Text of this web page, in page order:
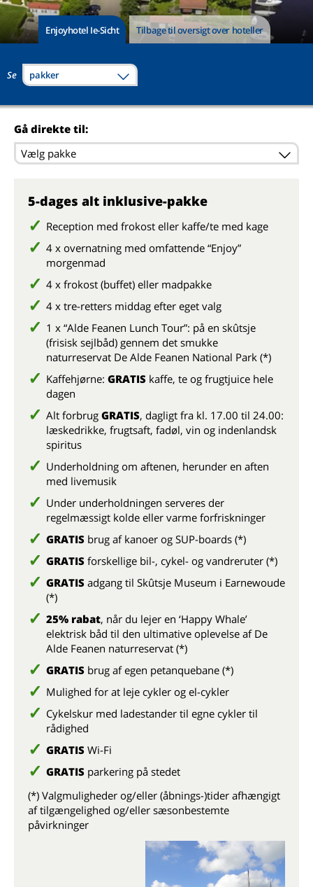
Enjoyhotel Ie-Sicht Tilbage til oversigt over hoteller
Se pakker
Gå direkte til:
Vælg pakke
5-dages alt inklusive-pakke
Reception med frokost eller kaffe/te med kage
4 x overnatning med omfattende “Enjoy”
morgenmad
4 x frokost (buffet) eller madpakke
4 x tre-retters middag efter eget valg
1 x “Alde Feanen Lunch Tour”: på en skûtsje
(frisisk sejlbåd) gennem det smukke
naturreservat De Alde Feanen National Park (*)
Kaffehjørne: GRATIS kaffe, te og frugtjuice hele
dagen
Alt forbrug GRATIS, dagligt fra kl. 17.00 til 24.00:
læskedrikke, frugtsaft, fadøl, vin og indenlandsk
spiritus
Underholdning om aftenen, herunder en aften
med livemusik
Under underholdningen serveres der
regelmæssigt kolde eller varme forfriskninger
GRATIS brug af kanoer og SUP-boards (*)
GRATIS forskellige bil-, cykel- og vandreruter (*)
GRATIS adgang til Skûtsje Museum i Earnewoude
(*)
25% rabat, når du lejer en ‘Happy Whale’
elektrisk båd til den ultimative oplevelse af De
Alde Feanen naturreservat (*)
GRATIS brug af egen petanquebane (*)
Mulighed for at leje cykler og el-cykler
Cykelskur med ladestander til egne cykler til
rådighed
GRATIS Wi-Fi
GRATIS parkering på stedet
(*) Valgmuligheder og/eller (åbnings-)tider afhængigt
af tilgængelighed og/eller sæsonbestemte
påvirkninger